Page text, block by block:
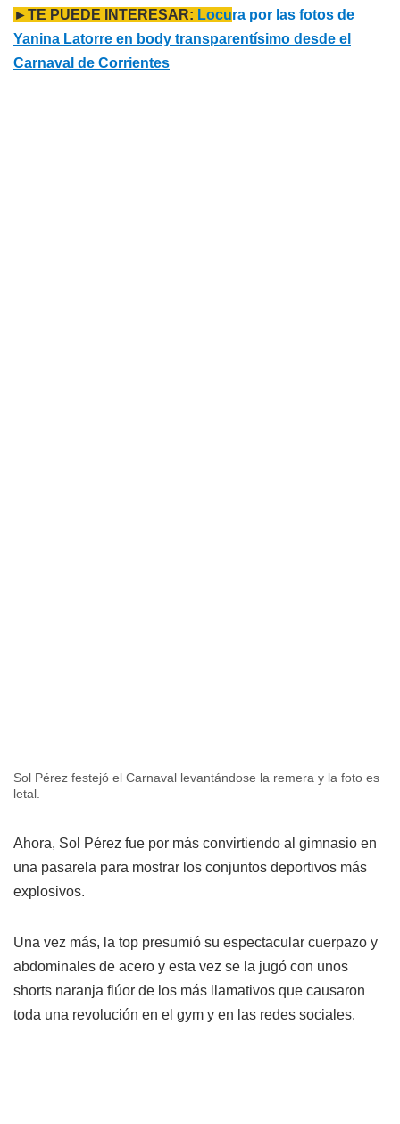
►TE PUEDE INTERESAR: Locura por las fotos de
Yanina Latorre en body transparentísimo desde el
Carnaval de Corrientes
Sol Pérez festejó el Carnaval levantándose la remera y la foto es
letal.
Ahora, Sol Pérez fue por más convirtiendo al gimnasio en
una pasarela para mostrar los conjuntos deportivos más
explosivos.
Una vez más, la top presumió su espectacular cuerpazo y
abdominales de acero y esta vez se la jugó con unos
shorts naranja flúor de los más llamativos que causaron
toda una revolución en el gym y en las redes sociales.